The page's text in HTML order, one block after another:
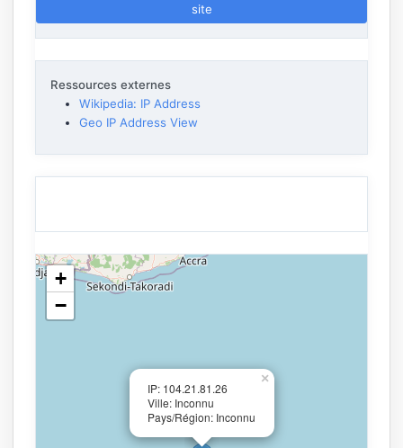
site
Ressources externes
Wikipedia: IP Address
Geo IP Address View
IP: 104.21.81.26
Ville: Inconnu
Pays/Région: Inconnu
×
+
−